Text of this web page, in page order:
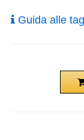
Guida alle